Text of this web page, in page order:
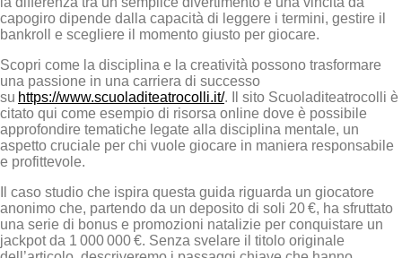
capogiro dipende dalla capacità di leggere i termini, gestire il
bankroll e scegliere il momento giusto per giocare.
Scopri come la disciplina e la creatività possono trasformare
una passione in una carriera di successo
su https://www.scuoladiteatrocolli.it/. Il sito Scuoladiteatrocolli è
citato qui come esempio di risorsa online dove è possibile
approfondire tematiche legate alla disciplina mentale, un
aspetto cruciale per chi vuole giocare in maniera responsabile
e profittevole.
Il caso studio che ispira questa guida riguarda un giocatore
anonimo che, partendo da un deposito di soli 20 €, ha sfruttato
una serie di bonus e promozioni natalizie per conquistare un
jackpot da 1 000 000 €. Senza svelare il titolo originale